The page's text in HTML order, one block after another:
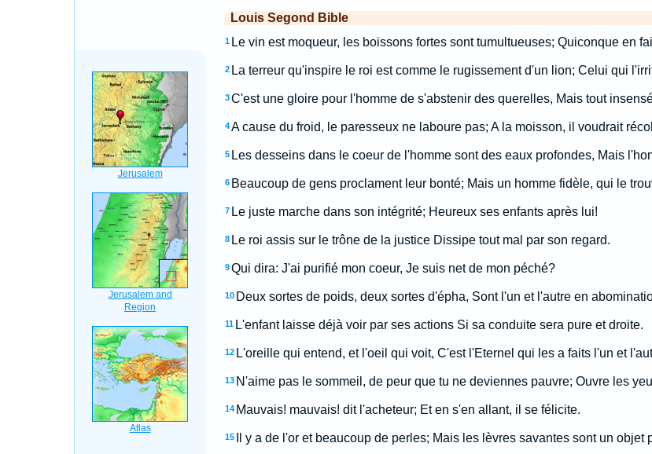
Louis Segond Bible
1 Le vin est moqueur, les boissons fortes sont tumultueuses; Quiconque en
2 La terreur qu'inspire le roi est comme le rugissement d'un lion; Celui qui
3 C'est une gloire pour l'homme de s'abstenir des querelles, Mais tout
4 A cause du froid, le paresseux ne laboure pas; A la moisson, il voudrait
5 Les desseins dans le coeur de l'homme sont des eaux profondes, Mais
6 Beaucoup de gens proclament leur bonté; Mais un homme fidèle, qui le
7 Le juste marche dans son intégrité; Heureux ses enfants après lui!
8 Le roi assis sur le trône de la justice Dissipe tout mal par son regard.
9 Qui dira: J'ai purifié mon coeur, Je suis net de mon péché?
10 Deux sortes de poids, deux sortes d'épha, Sont l'un et l'autre en
11 L'enfant laisse déjà voir par ses actions Si sa conduite sera pure et droite.
12 L'oreille qui entend, et l'oeil qui voit, C'est l'Eternel qui les a faits l'un et
13 N'aime pas le sommeil, de peur que tu ne deviennes pauvre; Ouvre les
14 Mauvais! mauvais! dit l'acheteur; Et en s'en allant, il se félicite.
15 Il y a de l'or et beaucoup de perles; Mais les lèvres savantes sont un objet